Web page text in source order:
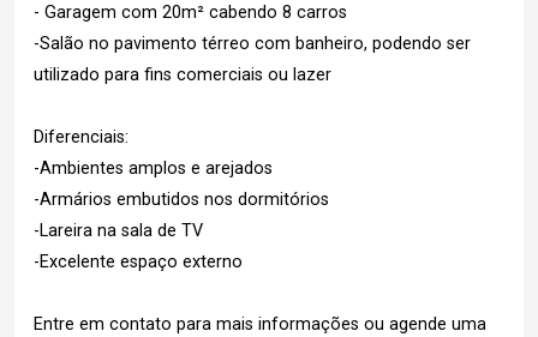
- Garagem com 20m² cabendo 8 carros
-Salão no pavimento térreo com banheiro, podendo ser
utilizado para fins comerciais ou lazer
Diferenciais:
-Ambientes amplos e arejados
-Armários embutidos nos dormitórios
-Lareira na sala de TV
-Excelente espaço externo
Entre em contato para mais informações ou agende uma